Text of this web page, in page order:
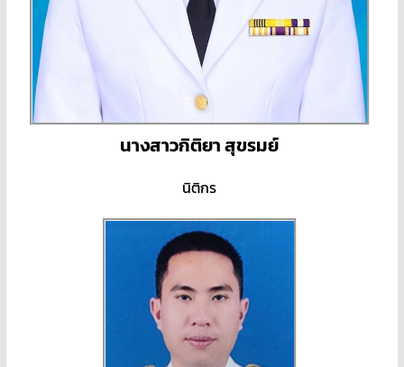
นางสาวกิติยา สุขรมย์
นิติกร